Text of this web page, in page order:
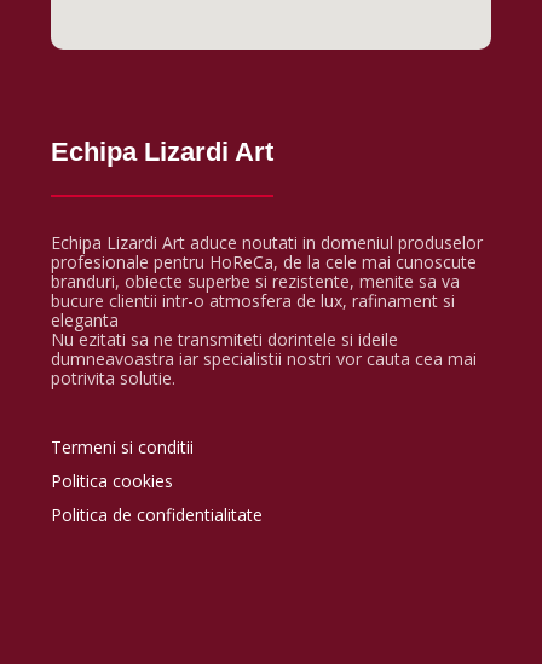
Echipa Lizardi Art
Echipa Lizardi Art aduce noutati in domeniul produselor
profesionale pentru HoReCa, de la cele mai cunoscute
branduri, obiecte superbe si rezistente, menite sa va
bucure clientii intr-o atmosfera de lux, rafinament si
eleganta
Nu ezitati sa ne transmiteti dorintele si ideile
dumneavoastra iar specialistii nostri vor cauta cea mai
potrivita solutie.
Termeni si conditii
Politica cookies
Politica de confidentialitate